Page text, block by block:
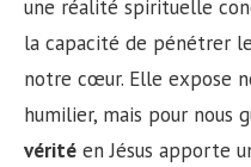
une réalité spirituelle
la capacité de pénétrer
notre cœur. Elle expose
humilier, mais pour nous
vérité en Jésus apporte